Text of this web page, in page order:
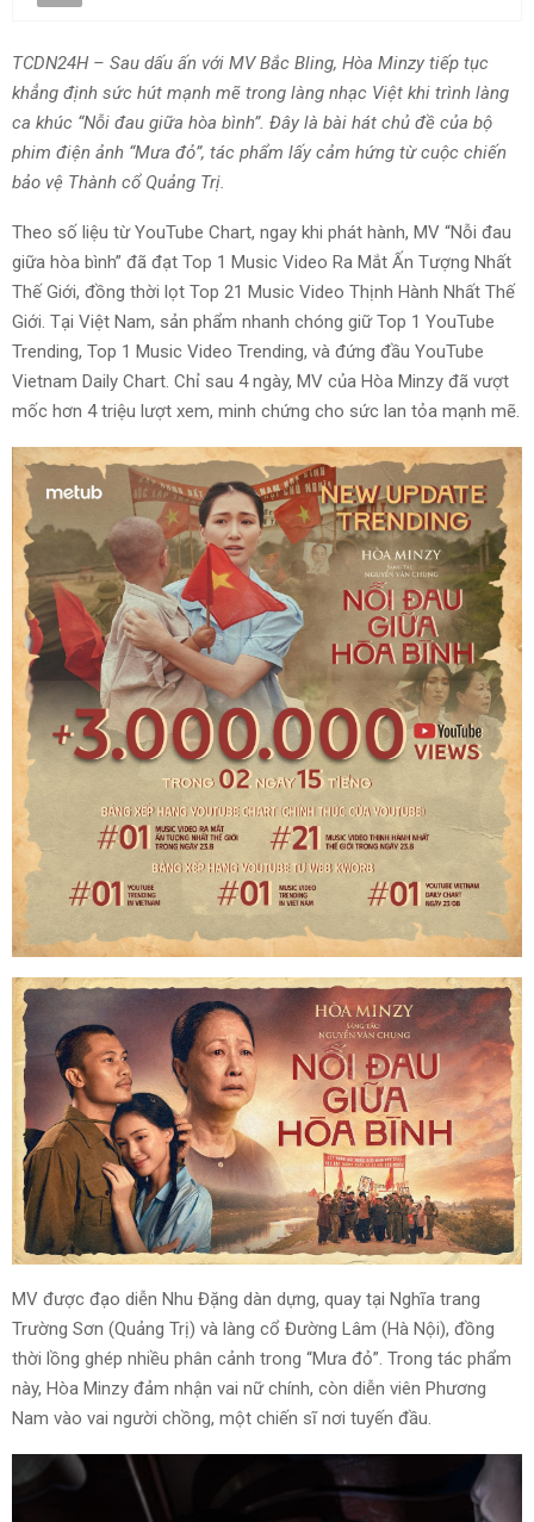
TCDN24H – Sau dấu ấn với MV Bắc Bling, Hòa Minzy tiếp tục
khẳng định sức hút mạnh mẽ trong làng nhạc Việt khi trình làng
ca khúc “Nỗi đau giữa hòa bình”. Đây là bài hát chủ đề của bộ
phim điện ảnh “Mưa đỏ”, tác phẩm lấy cảm hứng từ cuộc chiến
bảo vệ Thành cổ Quảng Trị.
Theo số liệu từ YouTube Chart, ngay khi phát hành, MV “Nỗi đau
giữa hòa bình” đã đạt Top 1 Music Video Ra Mắt Ấn Tượng Nhất
Thế Giới, đồng thời lọt Top 21 Music Video Thịnh Hành Nhất Thế
Giới. Tại Việt Nam, sản phẩm nhanh chóng giữ Top 1 YouTube
Trending, Top 1 Music Video Trending, và đứng đầu YouTube
Vietnam Daily Chart. Chỉ sau 4 ngày, MV của Hòa Minzy đã vượt
mốc hơn 4 triệu lượt xem, minh chứng cho sức lan tỏa mạnh mẽ.
MV được đạo diễn Nhu Đặng dàn dựng, quay tại Nghĩa trang
Trường Sơn (Quảng Trị) và làng cổ Đường Lâm (Hà Nội), đồng
thời lồng ghép nhiều phân cảnh trong “Mưa đỏ”. Trong tác phẩm
này, Hòa Minzy đảm nhận vai nữ chính, còn diễn viên Phương
Nam vào vai người chồng, một chiến sĩ nơi tuyến đầu.